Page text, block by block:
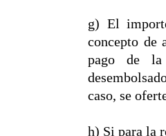
g) El
concepto de
pago de
caso, se
h) Si para la